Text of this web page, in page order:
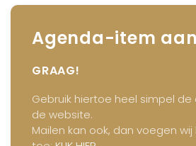
Agenda-item
GRAAG!
Gebruik hiertoe heel simpel
de website.
Mailen kan ook, dan voegen